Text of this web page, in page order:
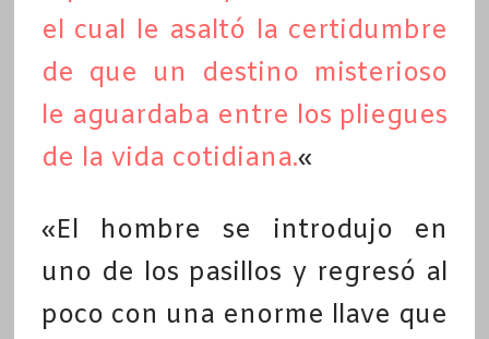
el cual le asaltó la certidumbre
de que un destino misterioso
le aguardaba entre los pliegues
de la vida cotidiana.«
«El hombre se introdujo en
uno de los pasillos y regresó al
poco con una enorme llave que